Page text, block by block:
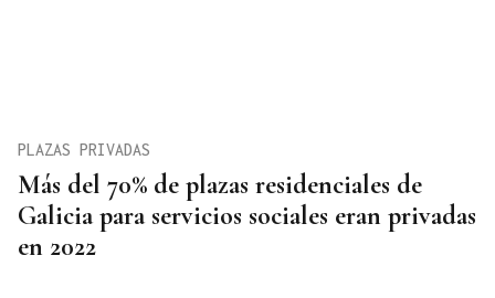
Más del 70% de plazas residenciales de
Galicia para servicios sociales eran privadas
en 2022
PLAZAS PRIVADAS